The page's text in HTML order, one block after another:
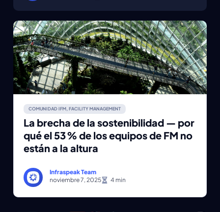
COMUNIDAD IFM, FACILITY MANAGEMENT
La brecha de la sostenibilidad — por
qué el 53 % de los equipos de FM no
están a la altura
Infraspeak Team
noviembre 7, 2025